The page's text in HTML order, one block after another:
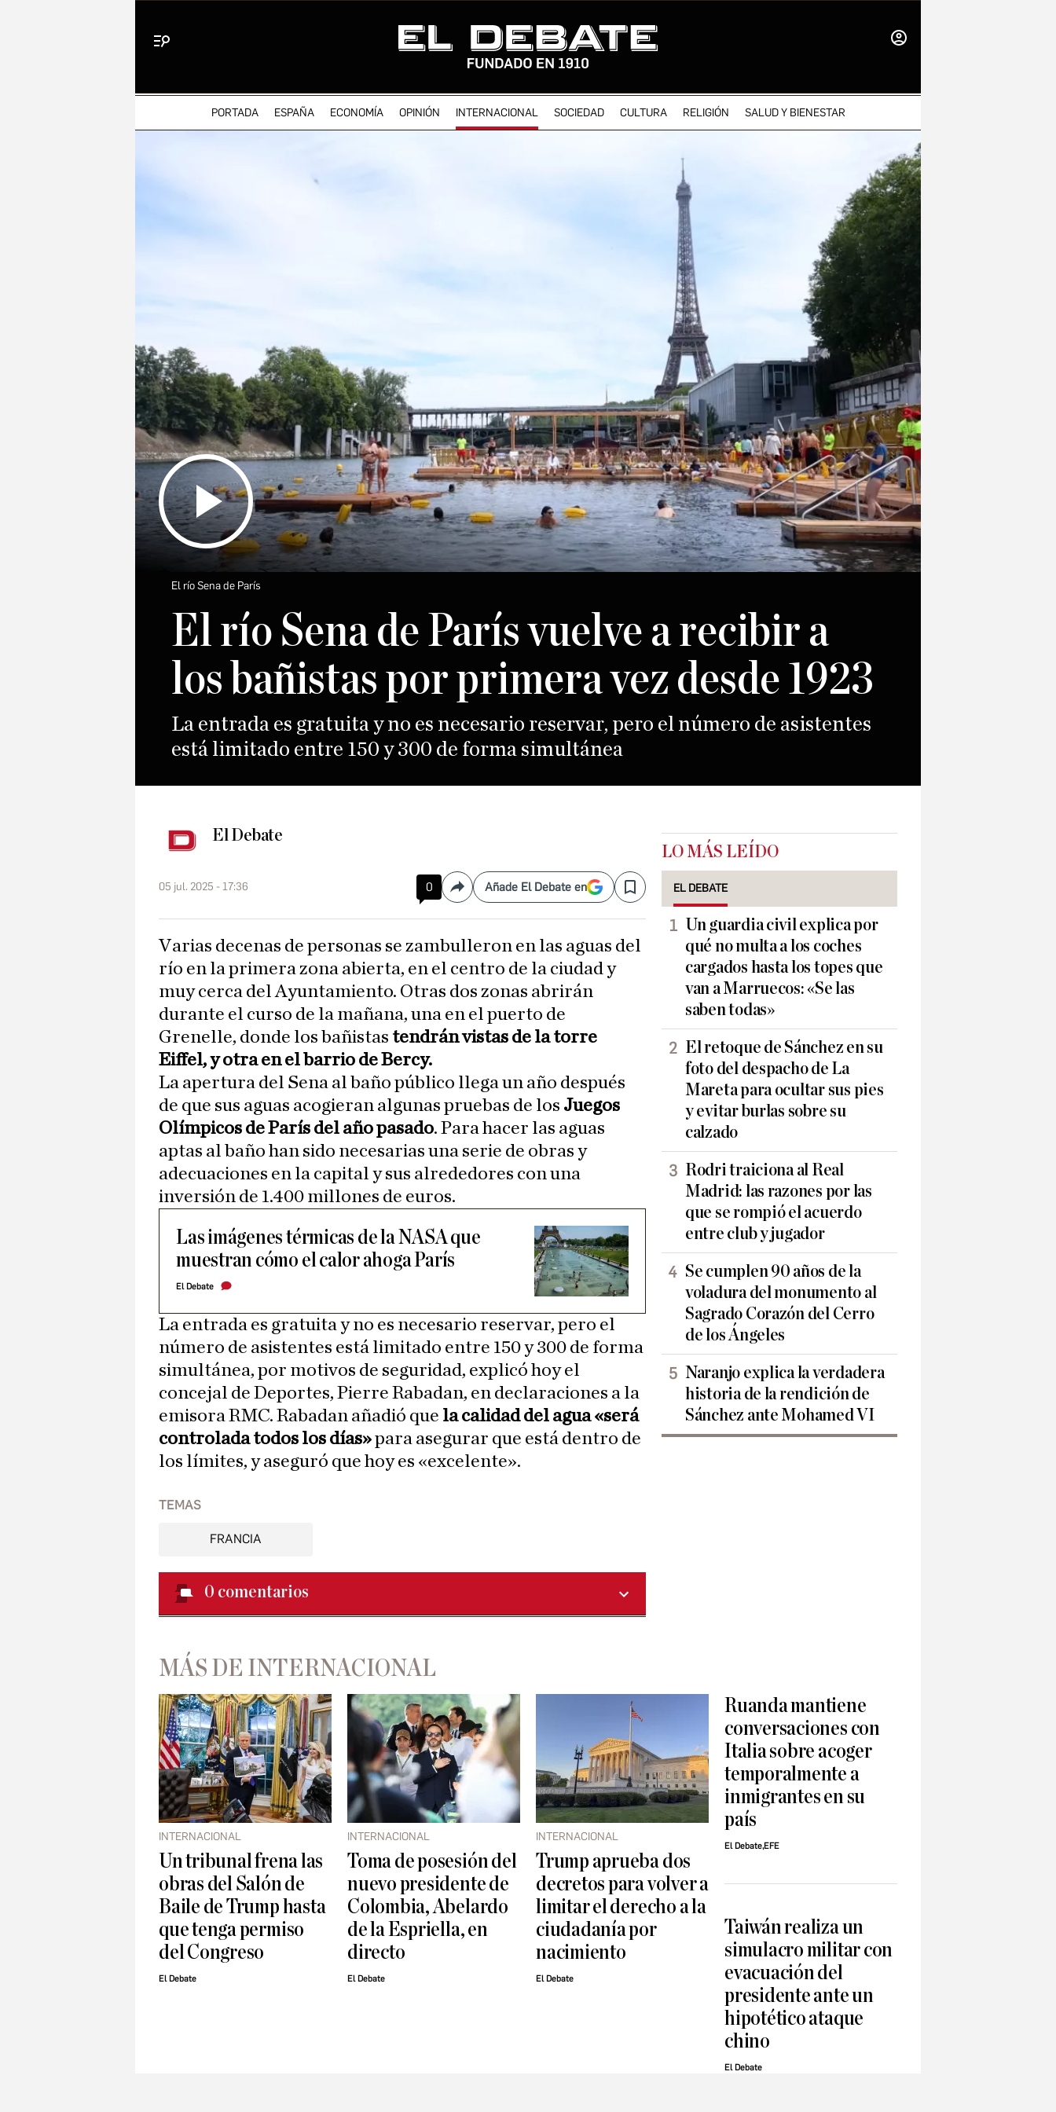
PORTADA ESPAÑA ECONOMÍA OPINIÓN INTERNACIONAL SOCIEDAD CULTURA RELIGIÓN SALUD Y BIENESTAR
El río Sena de París
El río Sena de París vuelve a recibir a
los bañistas por primera vez desde 1923
La entrada es gratuita y no es necesario reservar, pero el número de asistentes
está limitado entre 150 y 300 de forma simultánea
El Debate
05 jul. 2025 - 17:36 0 CompartirAñade El Debate en Save
Varias decenas de personas se zambulleron en las aguas del
río en la primera zona abierta, en el centro de la ciudad y
muy cerca del Ayuntamiento. Otras dos zonas abrirán
durante el curso de la mañana, una en el puerto de
Grenelle, donde los bañistas tendrán vistas de la torre
Eiffel, y otra en el barrio de Bercy.
La apertura del Sena al baño público llega un año después
de que sus aguas acogieran algunas pruebas de los Juegos
Olímpicos de París del año pasado. Para hacer las aguas
aptas al baño han sido necesarias una serie de obras y
adecuaciones en la capital y sus alrededores con una
inversión de 1.400 millones de euros.
Las imágenes térmicas de la NASA que
muestran cómo el calor ahoga París
El Debate
La entrada es gratuita y no es necesario reservar, pero el
número de asistentes está limitado entre 150 y 300 de forma
simultánea, por motivos de seguridad, explicó hoy el
concejal de Deportes, Pierre Rabadan, en declaraciones a la
emisora RMC. Rabadan añadió que la calidad del agua «será
controlada todos los días»para asegurar que está dentro de
los límites, y aseguró que hoy es «excelente».
TEMAS
FRANCIA
0 comentarios
LO MÁS LEÍDO
EL DEBATE
Un guardia civil explica por
qué no multa a los coches
cargados hasta los topes que
van a Marruecos: «Se las
saben todas»
El retoque de Sánchez en su
foto del despacho de La
Mareta para ocultar sus pies
y evitar burlas sobre su
calzado
Rodri traiciona al Real
Madrid: las razones por las
que se rompió el acuerdo
entre club y jugador
Se cumplen 90 años de la
voladura del monumento al
Sagrado Corazón del Cerro
de los Ángeles
Naranjo explica la verdadera
historia de la rendición de
Sánchez ante Mohamed VI
MÁS DE INTERNACIONAL
INTERNACIONAL
Un tribunal frena las
obras del Salón de
Baile de Trump hasta
que tenga permiso
del Congreso
El Debate
INTERNACIONAL
Toma de posesión del
nuevo presidente de
Colombia, Abelardo
de la Espriella, en
directo
El Debate
INTERNACIONAL
Trump aprueba dos
decretos para volver a
limitar el derecho a la
ciudadanía por
nacimiento
El Debate
Ruanda mantiene
conversaciones con
Italia sobre acoger
temporalmente a
inmigrantes en su
país
El Debate,EFE
Taiwán realiza un
simulacro militar con
evacuación del
presidente ante un
hipotético ataque
chino
El Debate